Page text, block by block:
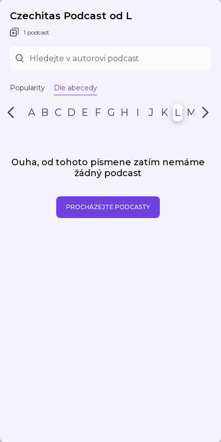
Czechitas Podcast od L
1 podcast
Popularity Dle abecedy
A B C D E F G H I J K L M N
Ouha, od tohoto písmene zatím nemáme
žádný podcast
PROCHÁZEJTE PODCASTY